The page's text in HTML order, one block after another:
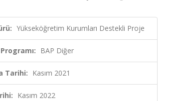
Yükseköğretim Kurumları Destekli Proje
BAP Diğer
Tarihi: Kasım 2021
Kasım 2022